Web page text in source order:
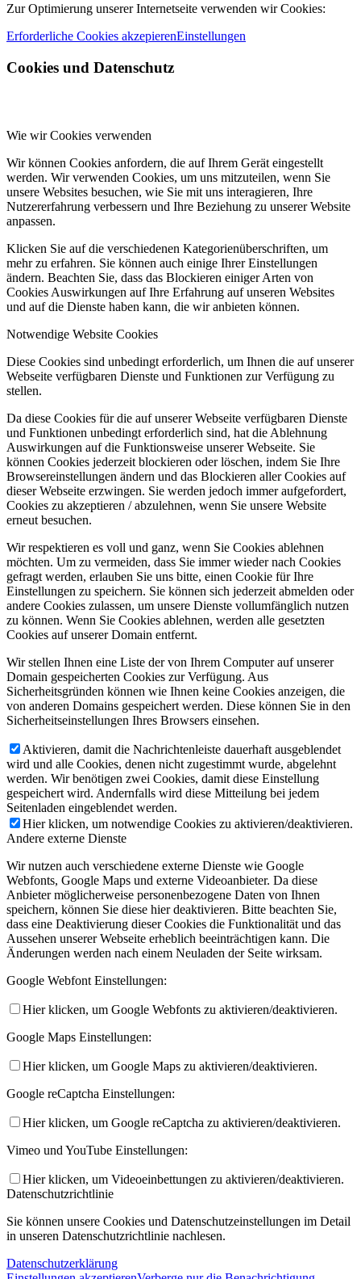
Zur Optimierung unserer Internetseite verwenden wir Cookies:
Erforderliche Cookies akzepierenEinstellungen
Cookies und Datenschutz
Wie wir Cookies verwenden
Wir können Cookies anfordern, die auf Ihrem Gerät eingestellt
werden. Wir verwenden Cookies, um uns mitzuteilen, wenn Sie
unsere Websites besuchen, wie Sie mit uns interagieren, Ihre
Nutzererfahrung verbessern und Ihre Beziehung zu unserer Website
anpassen.
Klicken Sie auf die verschiedenen Kategorienüberschriften, um
mehr zu erfahren. Sie können auch einige Ihrer Einstellungen
ändern. Beachten Sie, dass das Blockieren einiger Arten von
Cookies Auswirkungen auf Ihre Erfahrung auf unseren Websites
und auf die Dienste haben kann, die wir anbieten können.
Notwendige Website Cookies
Diese Cookies sind unbedingt erforderlich, um Ihnen die auf unserer
Webseite verfügbaren Dienste und Funktionen zur Verfügung zu
stellen.
Da diese Cookies für die auf unserer Webseite verfügbaren Dienste
und Funktionen unbedingt erforderlich sind, hat die Ablehnung
Auswirkungen auf die Funktionsweise unserer Webseite. Sie
können Cookies jederzeit blockieren oder löschen, indem Sie Ihre
Browsereinstellungen ändern und das Blockieren aller Cookies auf
dieser Webseite erzwingen. Sie werden jedoch immer aufgefordert,
Cookies zu akzeptieren / abzulehnen, wenn Sie unsere Website
erneut besuchen.
Wir respektieren es voll und ganz, wenn Sie Cookies ablehnen
möchten. Um zu vermeiden, dass Sie immer wieder nach Cookies
gefragt werden, erlauben Sie uns bitte, einen Cookie für Ihre
Einstellungen zu speichern. Sie können sich jederzeit abmelden oder
andere Cookies zulassen, um unsere Dienste vollumfänglich nutzen
zu können. Wenn Sie Cookies ablehnen, werden alle gesetzten
Cookies auf unserer Domain entfernt.
Wir stellen Ihnen eine Liste der von Ihrem Computer auf unserer
Domain gespeicherten Cookies zur Verfügung. Aus
Sicherheitsgründen können wie Ihnen keine Cookies anzeigen, die
von anderen Domains gespeichert werden. Diese können Sie in den
Sicherheitseinstellungen Ihres Browsers einsehen.
Aktivieren, damit die Nachrichtenleiste dauerhaft ausgeblendet
wird und alle Cookies, denen nicht zugestimmt wurde, abgelehnt
werden. Wir benötigen zwei Cookies, damit diese Einstellung
gespeichert wird. Andernfalls wird diese Mitteilung bei jedem
Seitenladen eingeblendet werden.
Hier klicken, um notwendige Cookies zu aktivieren/deaktivieren.
Andere externe Dienste
Wir nutzen auch verschiedene externe Dienste wie Google
Webfonts, Google Maps und externe Videoanbieter. Da diese
Anbieter möglicherweise personenbezogene Daten von Ihnen
speichern, können Sie diese hier deaktivieren. Bitte beachten Sie,
dass eine Deaktivierung dieser Cookies die Funktionalität und das
Aussehen unserer Webseite erheblich beeinträchtigen kann. Die
Änderungen werden nach einem Neuladen der Seite wirksam.
Google Webfont Einstellungen:
Hier klicken, um Google Webfonts zu aktivieren/deaktivieren.
Google Maps Einstellungen:
Hier klicken, um Google Maps zu aktivieren/deaktivieren.
Google reCaptcha Einstellungen:
Hier klicken, um Google reCaptcha zu aktivieren/deaktivieren.
Vimeo und YouTube Einstellungen:
Hier klicken, um Videoeinbettungen zu aktivieren/deaktivieren.
Datenschutzrichtlinie
Sie können unsere Cookies und Datenschutzeinstellungen im Detail
in unseren Datenschutzrichtlinie nachlesen.
Datenschutzerklärung